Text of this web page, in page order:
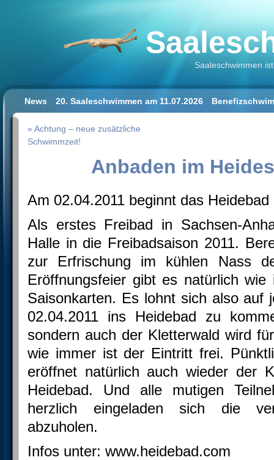
Saaleschwimmen
News 20. Saaleschwimmen am 11.07.2026
Impressum/Datenschutz
« Achtung – neue zusätzliche
Schwimmzeit!
Anbaden im
Am 02.04.2011 beginnt das Heidebad
Als erstes Freibad in Sachsen-
Halle in die Freibadsaison 2011.
zur Erfrischung im kühlen Nass
Eröffnungsfeier gibt es natürlich
Saisonkarten. Es lohnt sich also auf
02.04.2011 ins Heidebad zu
sondern auch der Kletterwald wird
wie immer ist der Eintritt frei.
eröffnet natürlich auch wieder der
Heidebad. Und alle mutigen
herzlich eingeladen sich die
abzuholen.
Infos unter: www.heidebad.com